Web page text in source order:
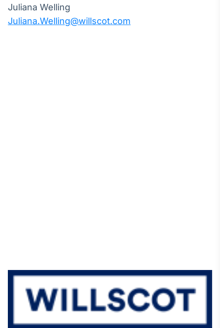
Em breve
Crédito
Juliana Welling
Juliana.Welling@willscot.com